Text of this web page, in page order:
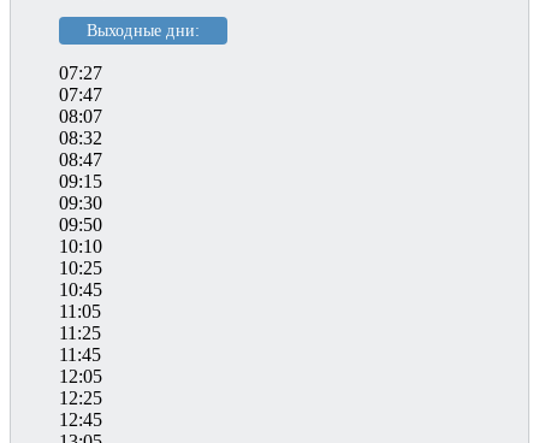
Выходные дни:
07:27
07:47
08:07
08:32
08:47
09:15
09:30
09:50
10:10
10:25
10:45
11:05
11:25
11:45
12:05
12:25
12:45